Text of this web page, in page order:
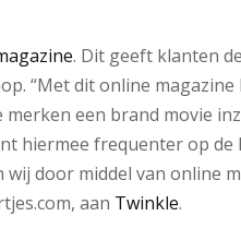
. Dit geeft klanten
“Met dit online
een brand movie
hiermee frequenter op
door middel van online
aan Twinkle.